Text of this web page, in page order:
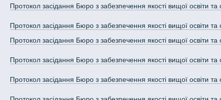
Протокол засідання Бюро з забезпечення якості вищої освіти
Протокол засідання Бюро з забезпечення якості вищої освіти
Протокол засідання Бюро з забезпечення якості вищої освіти
Протокол засідання Бюро з забезпечення якості вищої освіти
Протокол засідання Бюро з забезпечення якості вищої освіти